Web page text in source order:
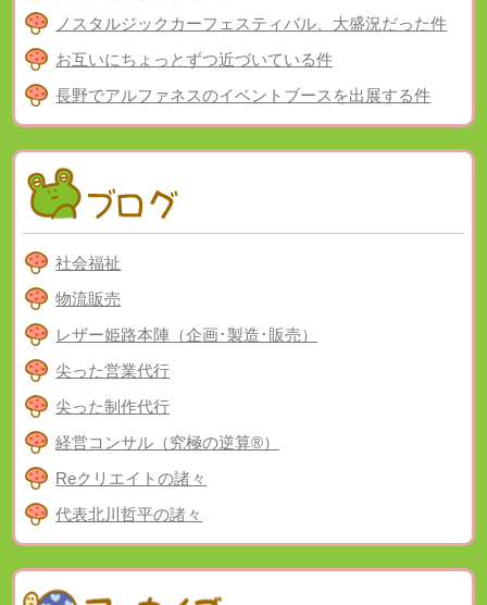
ノスタルジックカーフェスティバル、大盛況だった件
お互いにちょっとずつ近づいている件
長野でアルファネスのイベントブースを出展する件
社会福祉
物流販売
レザー姫路本陣（企画･製造･販売）
尖った営業代行
尖った制作代行
経営コンサル（究極の逆算®）
Reクリエイトの諸々
代表北川哲平の諸々